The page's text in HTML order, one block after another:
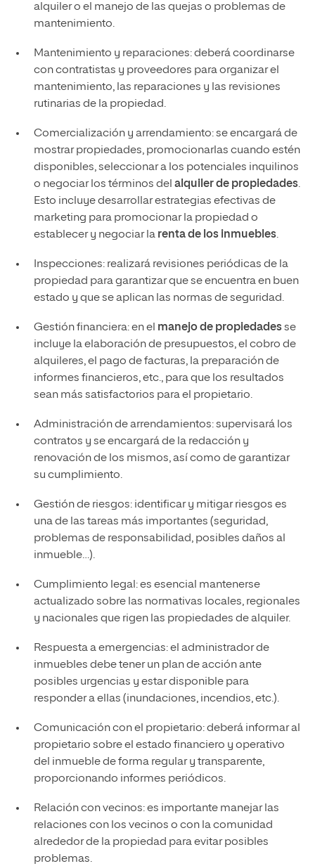
alquiler o el manejo de las quejas o problemas de
mantenimiento.
Mantenimiento y reparaciones: deberá coordinarse
con contratistas y proveedores para organizar el
mantenimiento, las reparaciones y las revisiones
rutinarias de la propiedad.
Comercialización y arrendamiento: se encargará de
mostrar propiedades, promocionarlas cuando estén
disponibles, seleccionar a los potenciales inquilinos
o negociar los términos del alquiler de propiedades.
Esto incluye desarrollar estrategias efectivas de
marketing para promocionar la propiedad o
establecer y negociar la renta de los inmuebles.
Inspecciones: realizará revisiones periódicas de la
propiedad para garantizar que se encuentra en buen
estado y que se aplican las normas de seguridad.
Gestión financiera: en el manejo de propiedadesse
incluye la elaboración de presupuestos, el cobro de
alquileres, el pago de facturas, la preparación de
informes financieros, etc., para que los resultados
sean más satisfactorios para el propietario.
Administración de arrendamientos: supervisará los
contratos y se encargará de la redacción y
renovación de los mismos, así como de garantizar
su cumplimiento.
Gestión de riesgos: identificar y mitigar riesgos es
una de las tareas más importantes (seguridad,
problemas de responsabilidad, posibles daños al
inmueble…).
Cumplimiento legal: es esencial mantenerse
actualizado sobre las normativas locales, regionales
y nacionales que rigen las propiedades de alquiler.
Respuesta a emergencias: el administrador de
inmuebles debe tener un plan de acción ante
posibles urgencias y estar disponible para
responder a ellas (inundaciones, incendios, etc.).
Comunicación con el propietario: deberá informar al
propietario sobre el estado financiero y operativo
del inmueble de forma regular y transparente,
proporcionando informes periódicos.
Relación con vecinos: es importante manejar las
relaciones con los vecinos o con la comunidad
alrededor de la propiedad para evitar posibles
problemas.